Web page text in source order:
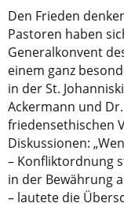
Den Frieden
Pastoren haben
Generalkonvent
einem ganz
in der St.
Ackermann und
friedensethischen
Diskussionen:
– Konfliktordnung
in der Bewährung
– lautete die